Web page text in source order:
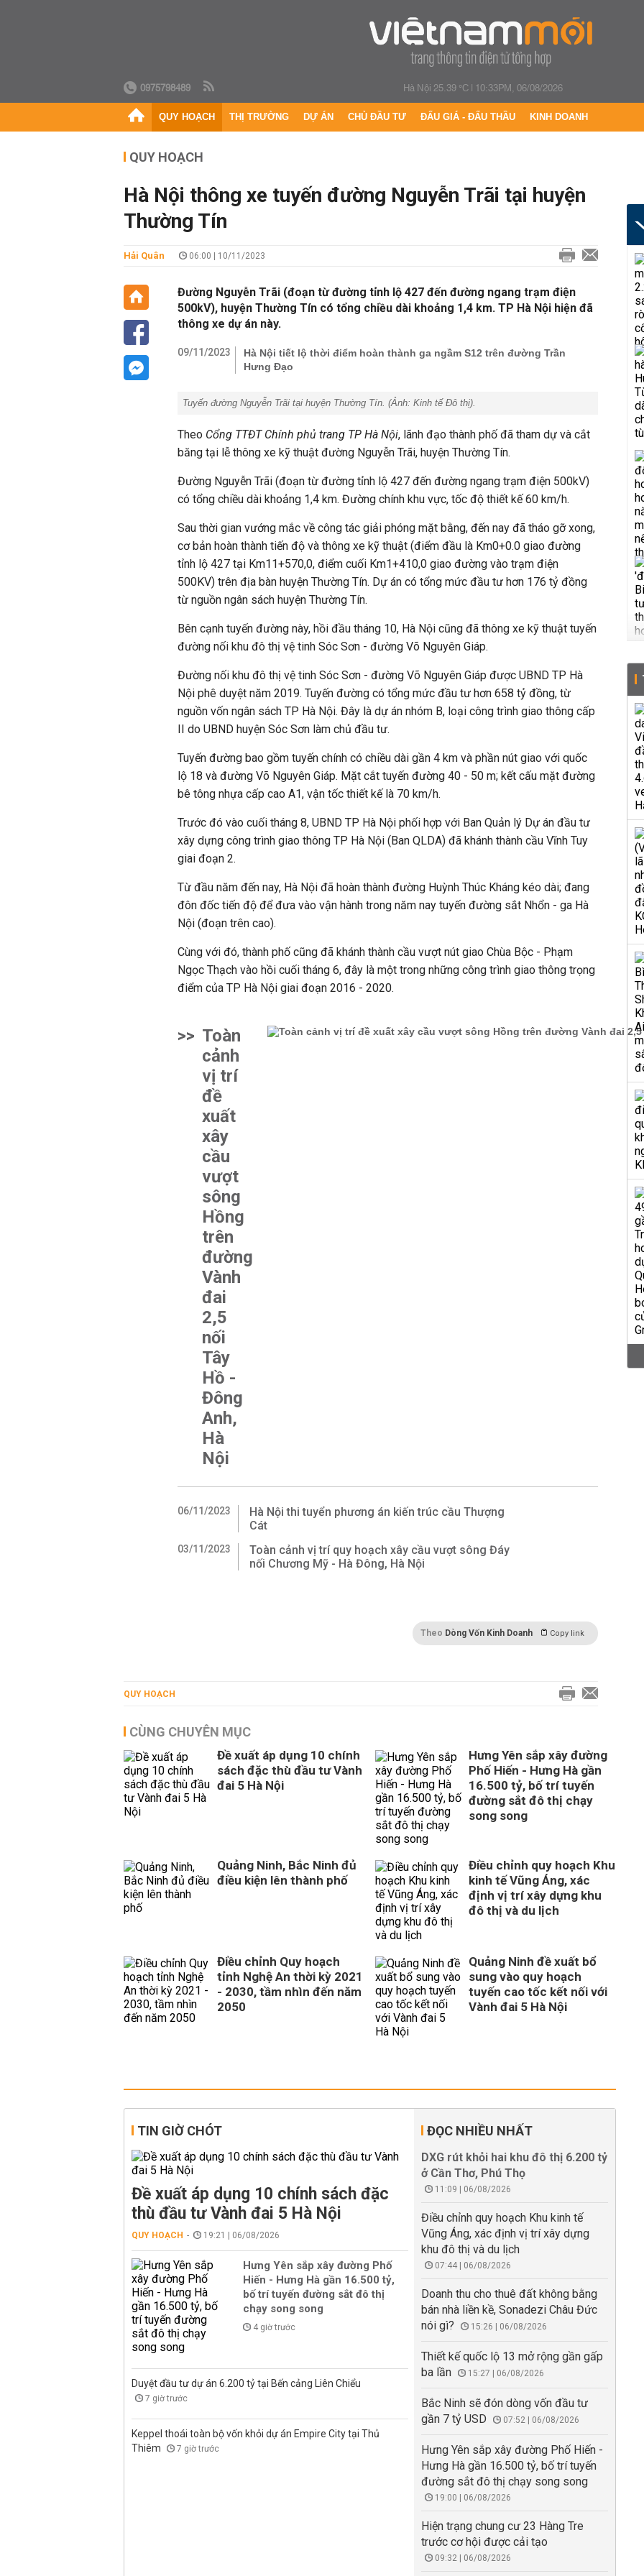
0975798489 Hà Nội 25.39 °C| 10:33PM, 06/08/2026
QUY HOẠCH THỊ TRƯỜNG DỰ ÁN CHỦ ĐẦU TƯ ĐẤU GIÁ - ĐẤU THẦU KINH DOANH
QUY HOẠCH
Hà Nội thông xe tuyến đường Nguyễn Trãi tại huyện
Thường Tín
Hải Quân 06:00 | 10/11/2023
Đường Nguyễn Trãi (đoạn từ đường tỉnh lộ 427 đến đường ngang trạm điện
500kV), huyện Thường Tín có tổng chiều dài khoảng 1,4 km. TP Hà Nội hiện đã
thông xe dự án này.
09/11/2023
Hà Nội tiết lộ thời điểm hoàn thành ga ngầm S12 trên đường Trần
Hưng Đạo
Tuyến đường Nguyễn Trãi tại huyện Thường Tín. (Ảnh: Kinh tế Đô thị).
Theo Cổng TTĐT Chính phủ trang TP Hà Nội, lãnh đạo thành phố đã tham dự và cắt
băng tại lễ thông xe kỹ thuật đường Nguyễn Trãi, huyện Thường Tín.
Đường Nguyễn Trãi (đoạn từ đường tỉnh lộ 427 đến đường ngang trạm điện 500kV)
có tổng chiều dài khoảng 1,4 km. Đường chính khu vực, tốc độ thiết kế 60 km/h.
Sau thời gian vướng mắc về công tác giải phóng mặt bằng, đến nay đã tháo gỡ xong,
cơ bản hoàn thành tiến độ và thông xe kỹ thuật (điểm đầu là Km0+0.0 giao đường
tỉnh lộ 427 tại Km11+570,0, điểm cuối Km1+410,0 giao đường vào trạm điện
500KV) trên địa bàn huyện Thường Tín. Dự án có tổng mức đầu tư hơn 176 tỷ đồng
từ nguồn ngân sách huyện Thường Tín.
Bên cạnh tuyến đường này, hồi đầu tháng 10, Hà Nội cũng đã thông xe kỹ thuật tuyến
đường nối khu đô thị vệ tinh Sóc Sơn - đường Võ Nguyên Giáp.
Đường nối khu đô thị vệ tinh Sóc Sơn - đường Võ Nguyên Giáp được UBND TP Hà
Nội phê duyệt năm 2019. Tuyến đường có tổng mức đầu tư hơn 658 tỷ đồng, từ
nguồn vốn ngân sách TP Hà Nội. Đây là dự án nhóm B, loại công trình giao thông cấp
II do UBND huyện Sóc Sơn làm chủ đầu tư.
Tuyến đường bao gồm tuyến chính có chiều dài gần 4 km và phần nút giao với quốc
lộ 18 và đường Võ Nguyên Giáp. Mặt cắt tuyến đường 40 - 50 m; kết cấu mặt đường
bê tông nhựa cấp cao A1, vận tốc thiết kế là 70 km/h.
Trước đó vào cuối tháng 8, UBND TP Hà Nội phối hợp với Ban Quản lý Dự án đầu tư
xây dựng công trình giao thông TP Hà Nội (Ban QLDA) đã khánh thành cầu Vĩnh Tuy
giai đoạn 2.
Từ đầu năm đến nay, Hà Nội đã hoàn thành đường Huỳnh Thúc Kháng kéo dài; đang
đôn đốc tiến độ để đưa vào vận hành trong năm nay tuyến đường sắt Nhổn - ga Hà
Nội (đoạn trên cao).
Cùng với đó, thành phố cũng đã khánh thành cầu vượt nút giao Chùa Bộc - Phạm
Ngọc Thạch vào hồi cuối tháng 6, đây là một trong những công trình giao thông trọng
điểm của TP Hà Nội giai đoạn 2016 - 2020.
>> Toàn
cảnh
vị trí
đề
xuất
xây
cầu
vượt
sông
Hồng
trên
đường
Vành
đai
2,5
nối
Tây
Hồ -
Đông
Anh,
Hà
Nội
06/11/2023
Hà Nội thi tuyển phương án kiến trúc cầu Thượng
Cát
03/11/2023
Toàn cảnh vị trí quy hoạch xây cầu vượt sông Đáy
nối Chương Mỹ - Hà Đông, Hà Nội
Theo Dòng Vốn Kinh Doanh Copy link
QUY HOẠCH
CÙNG CHUYÊN MỤC
Đề xuất áp dụng 10 chính
sách đặc thù đầu tư Vành
đai 5 Hà Nội
Hưng Yên sắp xây đường
Phố Hiến - Hưng Hà gần
16.500 tỷ, bố trí tuyến
đường sắt đô thị chạy
song song
Quảng Ninh, Bắc Ninh đủ
điều kiện lên thành phố
Điều chỉnh quy hoạch Khu
kinh tế Vũng Áng, xác
định vị trí xây dựng khu
đô thị và du lịch
Điều chỉnh Quy hoạch
tỉnh Nghệ An thời kỳ 2021
- 2030, tầm nhìn đến năm
2050
Quảng Ninh đề xuất bổ
sung vào quy hoạch
tuyến cao tốc kết nối với
Vành đai 5 Hà Nội
TIN GIỜ CHÓT
Đề xuất áp dụng 10 chính sách đặc
thù đầu tư Vành đai 5 Hà Nội
QUY HOẠCH 19:21 | 06/08/2026
Hưng Yên sắp xây đường Phố
Hiến - Hưng Hà gần 16.500 tỷ,
bố trí tuyến đường sắt đô thị
chạy song song
4 giờ trước
Duyệt đầu tư dự án 6.200 tỷ tại Bến cảng Liên Chiểu
7 giờ trước
Keppel thoái toàn bộ vốn khỏi dự án Empire City tại Thủ
Thiêm
7 giờ trước
ĐỌC NHIỀU NHẤT
DXG rút khỏi hai khu đô thị 6.200 tỷ
ở Cần Thơ, Phú Thọ
11:09 | 06/08/2026
Điều chỉnh quy hoạch Khu kinh tế
Vũng Áng, xác định vị trí xây dựng
khu đô thị và du lịch
07:44 | 06/08/2026
Doanh thu cho thuê đất không bằng
bán nhà liền kề, Sonadezi Châu Đức
nói gì?
15:26 | 06/08/2026
Thiết kế quốc lộ 13 mở rộng gần gấp
ba lần
15:27 | 06/08/2026
Bắc Ninh sẽ đón dòng vốn đầu tư
gần 7 tỷ USD
07:52 | 06/08/2026
Hưng Yên sắp xây đường Phố Hiến -
Hưng Hà gần 16.500 tỷ, bố trí tuyến
đường sắt đô thị chạy song song
19:00 | 06/08/2026
Hiện trạng chung cư 23 Hàng Tre
trước cơ hội được cải tạo
09:32 | 06/08/2026